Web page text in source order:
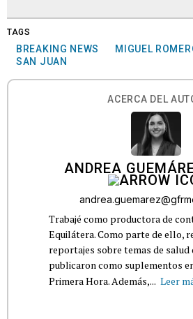
TAGS
BREAKING NEWS MIGUEL
SAN JUAN
ACERCA DEL
ANDREA
Trabajé como productora de
Equilátera. Como parte de ello,
reportajes sobre temas de salud
publicaron como suplementos
Primera Hora. Además,... Leer